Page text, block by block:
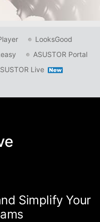
LooksGood
ASUSTOR Portal
Live
Simplify Your